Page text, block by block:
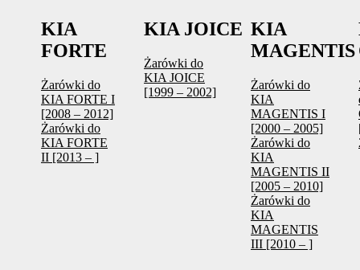
KIA
FORTE
Żarówki do
KIA FORTE I
[2008 – 2012]
Żarówki do
KIA FORTE
II [2013 – ]
KIA JOICE
Żarówki do
KIA JOICE
[1999 – 2002]
KIA
MAGENTIS
Żarówki do
KIA
MAGENTIS I
[2000 – 2005]
Żarówki do
KIA
MAGENTIS II
[2005 – 2010]
Żarówki do
KIA
MAGENTIS
III [2010 – ]